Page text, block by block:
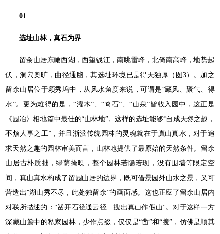
01
选址山林，真石为界
留余山居东瞰西湖，西望钱江，南眺雷峰，北倚南高峰，地势起
伏，洞穴奥旷，曲径通幽，其选址环境已是得天独厚（图3）。加之
留余山居位于颖秀坞中，从风水角度来说，可谓是“藏风、聚气、得
水”。更为难得的是，“灌木”、“奇石”、“山泉”皆收入园中，这正是
《园冶》相地篇中最佳的“山林地”。这样的选址能够“自成天然之趣，
不烦人事之工”，并且浙派传统园林的灵魂就在于真山真水，对于追
求天然之趣的园林审美而言，山林地提供了最原始的天然条件。留余
山居古朴质拙，绿荫掩映，整个园林若隐若现，没有围墙等限定空
间，真山真水构成了留园山居的边界，既可借景园外山水之景，又可
营造出“湖山秀不尽，此处独留余”的画面感。这也正应了留余山居内
对联所描述的：“凿开石径通云径，搜出真山作假山”。对于这样一方
深藏山麓中的私家园林，少作点缀，仅仅是“凿”和“搜”，仿佛是顺其